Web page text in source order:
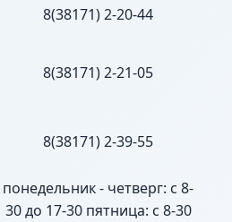
8(38171) 2-20-44
8(38171) 2-21-05
8(38171) 2-39-55
понедельник - четверг: с 8-
30 до 17-30 пятница: с 8-30